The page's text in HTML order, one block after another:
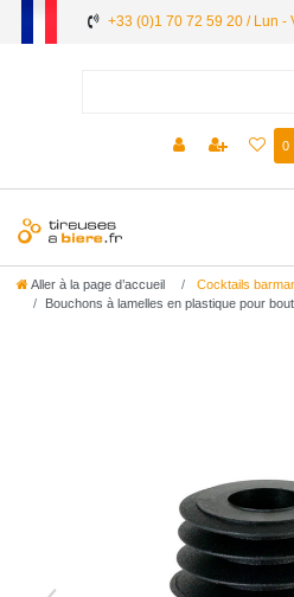
+33 (0)1 70 72 59 20 / Lun -
0
Aller à la page d’accueil
Cocktails
Bouchons à lamelles en plastique pour